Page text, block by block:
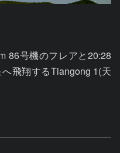
86号機のフレアと20:28
飛翔するTiangong 1(天